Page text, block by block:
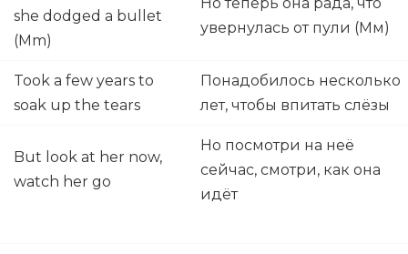
she dodged a bullet
(Mm)
увернулась от пули (Мм)
Took a few years to
soak up the tears
Понадобилось несколько
лет, чтобы впитать слёзы
But look at her now,
watch her go
Но посмотри на неё
сейчас, смотри, как она
идёт